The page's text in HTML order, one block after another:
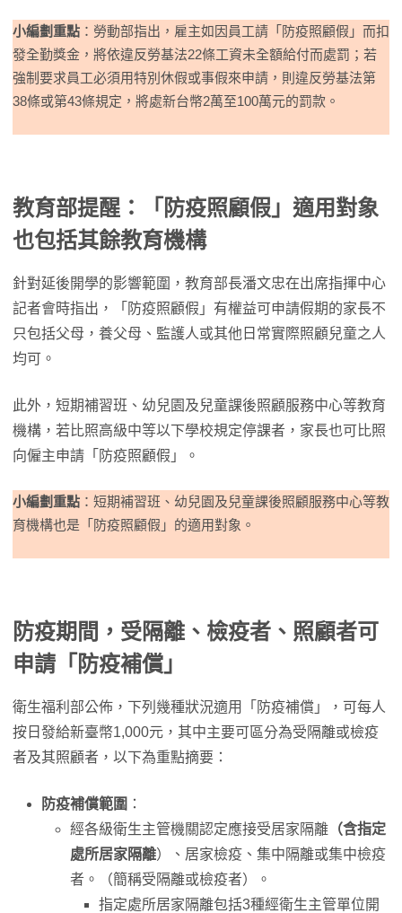
小編劃重點 ：勞動部指出，雇主如因員工請「防疫照顧假」而扣
發全勤獎金，將依違反勞基法22條工資未全額給付而處罰；若
強制要求員工必須用特別休假或事假來申請，則違反勞基法第
38條或第43條規定，將處新台幣2萬至100萬元的罰款。
教育部提醒：「防疫照顧假」適用對象
也包括其餘教育機構
針對延後開學的影響範圍，教育部長潘文忠在出席指揮中心
記者會時指出，「防疫照顧假」有權益可申請假期的家長不
只包括父母，養父母、監護人或其他日常實際照顧兒童之人
均可。
此外，短期補習班、幼兒園及兒童課後照顧服務中心等教育
機構，若比照高級中等以下學校規定停課者，家長也可比照
向僱主申請「防疫照顧假」。
小編劃重點 ：短期補習班、幼兒園及兒童課後照顧服務中心等教
育機構也是「防疫照顧假」的適用對象。
防疫期間，受隔離、檢疫者、照顧者可
申請「防疫補償」
衛生福利部公佈，下列幾種狀況適用「防疫補償」，可每人
按日發給新臺幣1,000元，其中主要可區分為受隔離或檢疫
者及其照顧者，以下為重點摘要：
防疫補償範圍 ：
經各級衛生主管機關認定應接受居家隔離 （含指定
處所居家隔離）、居家檢疫、集中隔離或集中檢疫
者。（簡稱受隔離或檢疫者）。
指定處所居家隔離包括3種經衛生主管單位開